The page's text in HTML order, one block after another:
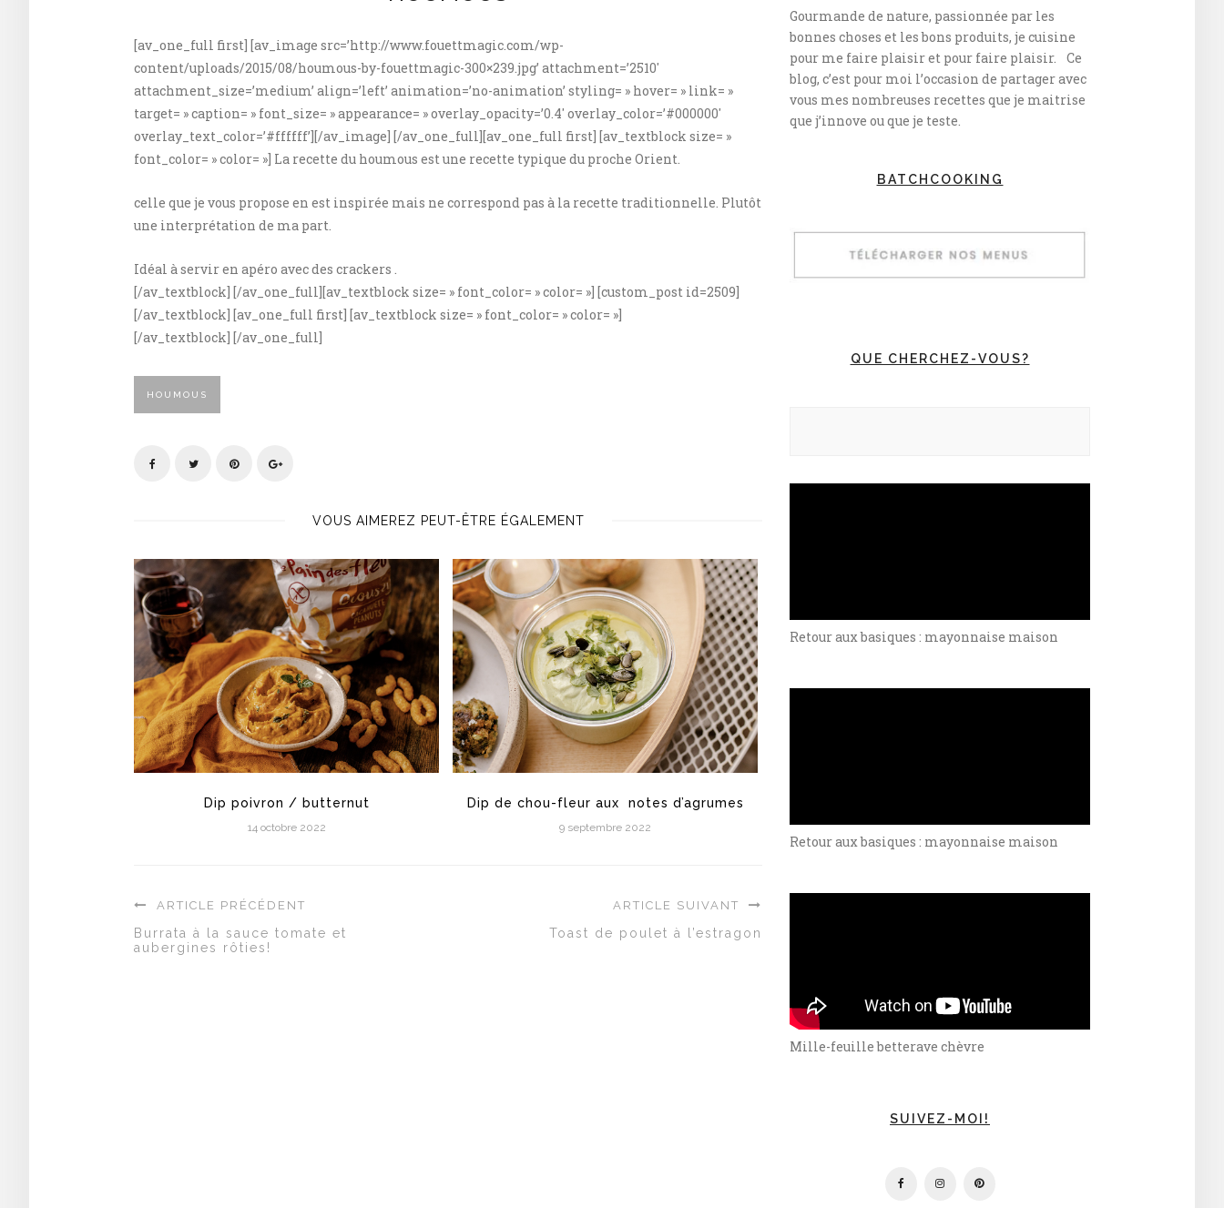
[av_one_full first] [av_image src=’http://www.fouettmagic.com/wp-
content/uploads/2015/08/houmous-by-fouettmagic-300×239.jpg’ attachment=’2510′
attachment_size=’medium’ align=’left’ animation=’no-animation’ styling= » hover= » link= »
target= » caption= » font_size= » appearance= » overlay_opacity=’0.4′ overlay_color=’#000000′
overlay_text_color=’#ffffff’][/av_image] [/av_one_full][av_one_full first] [av_textblock size= »
font_color= » color= »] La recette du houmous est une recette typique du proche Orient.
celle que je vous propose en est inspirée mais ne correspond pas à la recette traditionnelle. Plutôt
une interprétation de ma part.
Idéal à servir en apéro avec des crackers .
[/av_textblock] [/av_one_full][av_textblock size= » font_color= » color= »] [custom_post id=2509]
[/av_textblock] [av_one_full first] [av_textblock size= » font_color= » color= »]
[/av_textblock] [/av_one_full]
HOUMOUS
VOUS AIMEREZ PEUT-ÊTRE ÉGALEMENT
Dip poivron / butternut
14 octobre 2022
Dip de chou-fleur aux notes d’agrumes
9 septembre 2022
ARTICLE PRÉCÉDENT
Burrata à la sauce tomate et
aubergines rôties!
ARTICLE SUIVANT
Toast de poulet à l’estragon
Gourmande de nature, passionnée par les
bonnes choses et les bons produits, je cuisine
pour me faire plaisir et pour faire plaisir. Ce
blog, c’est pour moi l’occasion de partager avec
vous mes nombreuses recettes que je maitrise
que j’innove ou que je teste.
BATCHCOOKING
QUE CHERCHEZ-VOUS?
Retour aux basiques : mayonnaise maison
Retour aux basiques : mayonnaise maison
Mille-feuille betterave chèvre
SUIVEZ-MOI!